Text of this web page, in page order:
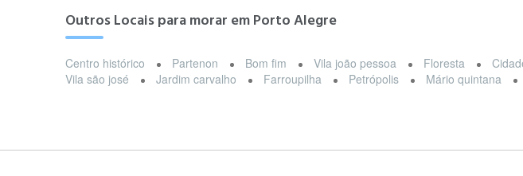
Outros Locais para morar em Porto Alegre
Centro histórico Partenon Bom fim Vila joão pessoa Floresta
Vila são josé
Jardim carvalho Farroupilha Petrópolis Mário quintana